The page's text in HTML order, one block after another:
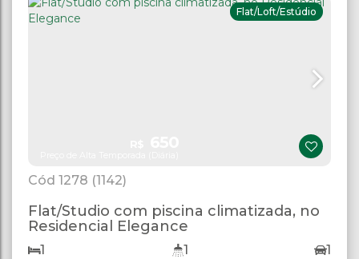
1278 (1142)
Flat/Loft/Estúdio
Flat/Studio com piscina climatizada, no
Residencial Elegance
1 1 1